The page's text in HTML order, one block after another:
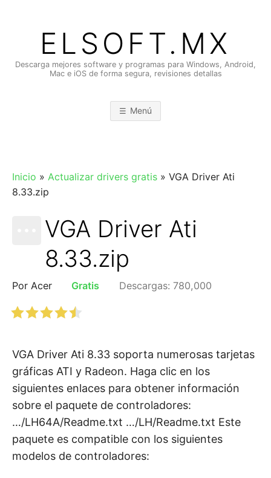
contenidoELSOFT.MX
Descarga mejores software y programas para Windows, Android,
Mac e iOS de forma segura, revisiones detallas
Menú
Inicio » Actualizar drivers gratis » VGA Driver Ati
8.33.zip
VGA Driver Ati
8.33.zip
Por Acer Gratis Descargas: 780,000
VGA Driver Ati 8.33 soporta numerosas tarjetas
gráficas ATI y Radeon. Haga clic en los
siguientes enlaces para obtener información
sobre el paquete de controladores:
…/LH64A/Readme.txt …/LH/Readme.txt Este
paquete es compatible con los siguientes
modelos de controladores: